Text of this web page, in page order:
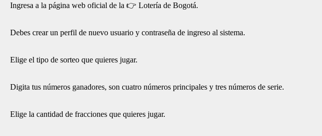
Ingresa a la página web oficial de la 👉 Lotería de Bogotá.
Debes crear un perfil de nuevo usuario y contraseña de ingreso al sistema.
Elige el tipo de sorteo que quieres jugar.
Digita tus números ganadores, son cuatro números principales y tres números de serie.
Elige la cantidad de fracciones que quieres jugar.